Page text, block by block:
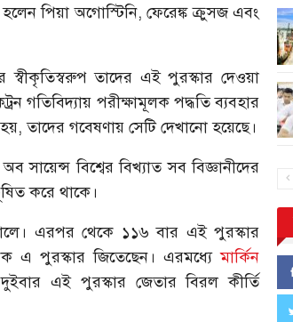
পিয়া অগোস্টিনি, ফেরেঙ্ক ক্রুসজ এবং
স্বীকৃতিস্বরুপ তাদের এই পুরস্কার দেওয়া
গতিবিদ্যায় পরীক্ষামূলক পদ্ধতি ব্যবহার
তাদের গবেষণায় সেটি দেখানো হয়েছে।
সায়েন্স বিশ্বের বিখ্যাত সব বিজ্ঞানীদের
করে থাকে।
এরপর থেকে ১১৬ বার এই পুরস্কার
এ পুরস্কার জিতেছেন। এরমধ্যেমার্কিন
দুইবার এই পুরস্কার জেতার বিরল কীর্তি